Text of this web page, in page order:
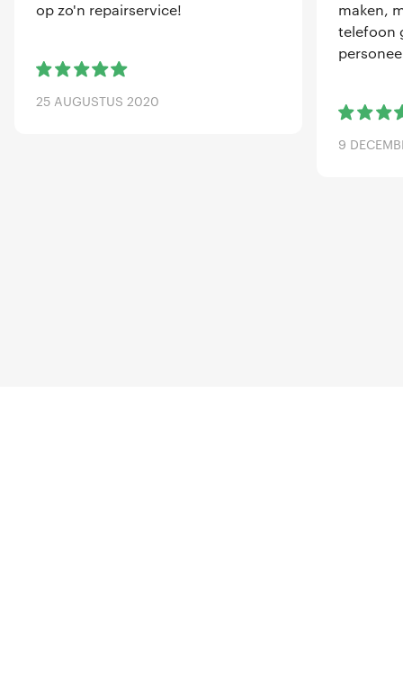
op zo'n repairservice!
25 AUGUSTUS 2020
maken,
telefoon
9